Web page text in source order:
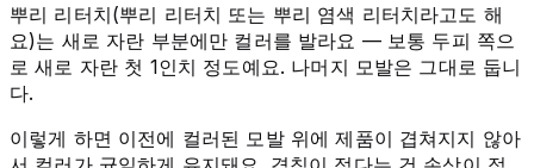
뿌리 리터치(뿌리 리터치 또는 뿌리 염색 리터치라고도 해
요)는 새로 자란 부분에만 컬러를 발라요 — 보통 두피 쪽으
로 새로 자란 첫 1인치 정도예요. 나머지 모발은 그대로 둡니
다.
이렇게 하면 이전에 컬러된 모발 위에 제품이 겹쳐지지 않아